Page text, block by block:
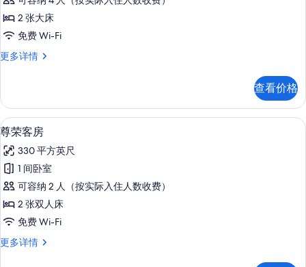
所
有
照
片
(View)
的
所
片
(View)
更
信
荣
客
2
大
床
(West
Side
View)
的
所
有
片
2 张大床
免费 Wi-Fi
更多详情
尊
2
张
大
床
(West
Side
View)
更
多
信
息
查看价格
显
示
尊
荣
客
房
所
高档床上用品、客房内保险箱、办公
6
尊荣客房
330 平方英尺
1 间卧室
可容纳 2 人（按实际入住人数收费）
2 张双人床
免费 Wi-Fi
更多详情
尊